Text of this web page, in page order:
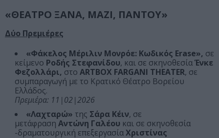
«ΘΕΑΤΡΟ ΞΑΝΑ, ΜΑΖΙ, ΠΑΝΤΟΥ»
Δύο Πρεμιέρες
«Φάκελος Μέριλιν Μονρόε: Κωδικός Erase», σε
κείμενο Ροδής Στεφανίδου, και σε σκηνοθεσίαΈνκε
Φεζολλάρι, στο ΑRTBOX FARGANI THEATER, σε
συμπαραγωγή με το Κρατικό Θέατρο Βορείου
Ελλάδος.
Πρεμιέρα: 11|02|2026
«Λαχταρώ» της Σάρα Κέιν, σε
μετάφραση Αντώνη Γαλέου και σε σκηνοθεσία
-δραματουργική επεξεργασίαΧριστίνας